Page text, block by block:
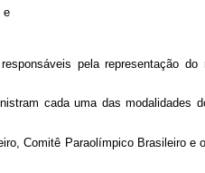
e
pela representação
cada uma das
Comitê Paraolímpico Brasileiro